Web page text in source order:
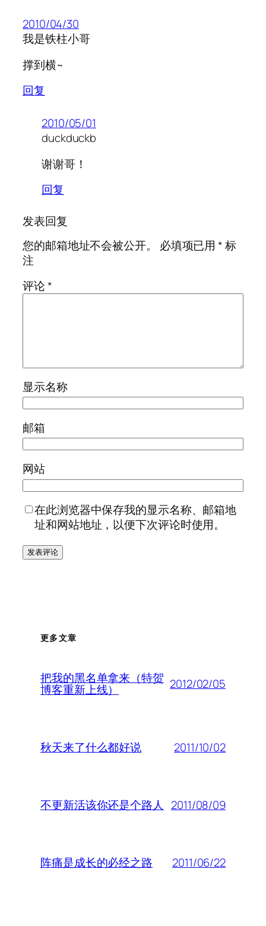
2010/04/30
我是铁柱小哥
撑到横~
回复
2010/05/01
duckduckb
谢谢哥！
回复
发表回复
您的邮箱地址不会被公开。
必填项已用*标
注
评论*
显示名称
邮箱
网站
在此浏览器中保存我的显示名称、邮箱地
址和网站地址，以便下次评论时使用。
更多文章
把我的黑名单拿来（特贺
博客重新上线） 2012/02/05
秋天来了什么都好说 2011/10/02
不更新活该你还是个路人 2011/08/09
阵痛是成长的必经之路 2011/06/22